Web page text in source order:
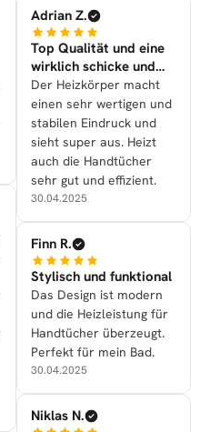
Adrian Z.
Top Qualität und eine
wirklich schicke und
sehr tolle Optik nun
Der Heizkörper macht
einen sehr wertigen und
stabilen Eindruck und
sieht super aus. Heizt
auch die Handtücher
sehr gut und effizient.
30.04.2025
Finn R.
Stylisch und funktional
Das Design ist modern
und die Heizleistung für
Handtücher überzeugt.
Perfekt für mein Bad.
30.04.2025
Niklas N.